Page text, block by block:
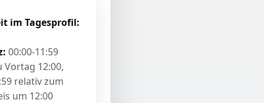
im Tagesprofil:
00:00-11:59
Vortag 12:00,
relativ zum
um 12:00